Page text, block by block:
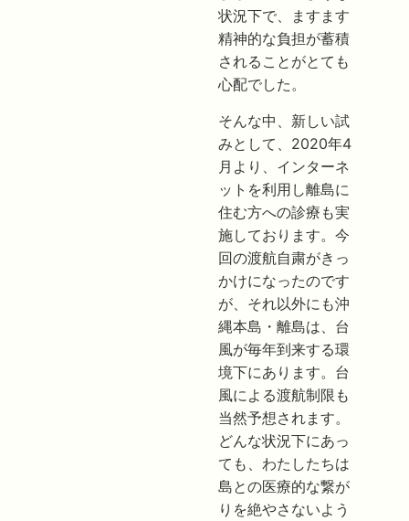
状況下で、ますます
精神的な負担が蓄積
されることがとても
心配でした。
そんな中、新しい試
みとして、2020年4
月より、インターネ
ットを利用し離島に
住む方への診療も実
施しております。今
回の渡航自粛がきっ
かけになったのです
が、それ以外にも沖
縄本島・離島は、台
風が毎年到来する環
境下にあります。台
風による渡航制限も
当然予想されます。
どんな状況下にあっ
ても、わたしたちは
島との医療的な繋が
りを絶やさないよう